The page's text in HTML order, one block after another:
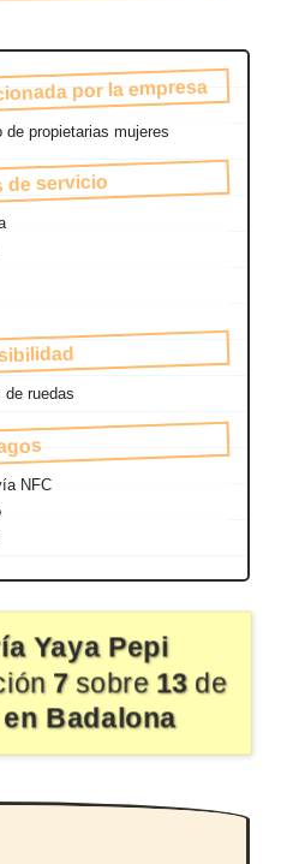
por la empresa
propietarias mujeres
de servicio
ruedas
NFC
Yaya Pepi
7 sobre 13 de
Badalona